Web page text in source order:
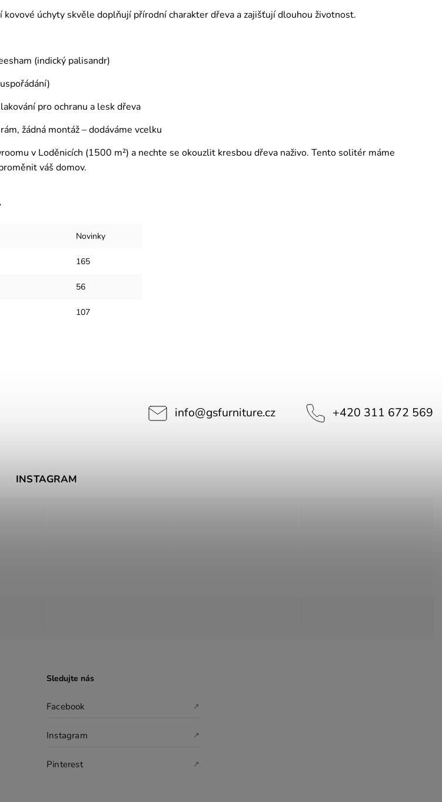
kovové úchyty skvěle doplňují přírodní charakter dřeva a zajišťují dlouhou životnost.
(indický palisandr)
pro ochranu a lesk dřeva
žádná montáž – dodáváme vcelku
v Loděnicích (1500 m²) a nechte se okouzlit kresbou dřeva naživo. Tento solitér máme
váš domov.
Novinky
165
56
107
info@gsfurniture.cz +420 311 672 569
INSTAGRAM
Sledujte nás
Facebook ↗
Instagram ↗
Pinterest ↗